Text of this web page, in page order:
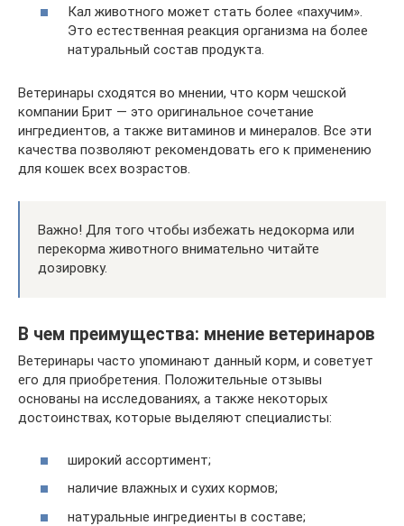
Кал животного может стать более «пахучим».
Это естественная реакция организма на более
натуральный состав продукта.
Ветеринары сходятся во мнении, что корм чешской
компании Брит — это оригинальное сочетание
ингредиентов, а также витаминов и минералов. Все эти
качества позволяют рекомендовать его к применению
для кошек всех возрастов.
Важно! Для того чтобы избежать недокорма или
перекорма животного внимательно читайте
дозировку.
В чем преимущества: мнение ветеринаров
Ветеринары часто упоминают данный корм, и советует
его для приобретения. Положительные отзывы
основаны на исследованиях, а также некоторых
достоинствах, которые выделяют специалисты:
широкий ассортимент;
наличие влажных и сухих кормов;
натуральные ингредиенты в составе;